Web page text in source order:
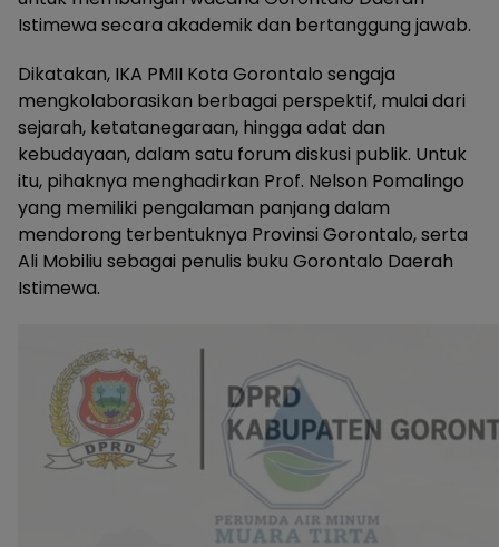
Istimewa secara akademik dan bertanggung jawab.
Dikatakan, IKA PMII Kota Gorontalo sengaja
mengkolaborasikan berbagai perspektif, mulai dari
sejarah, ketatanegaraan, hingga adat dan
kebudayaan, dalam satu forum diskusi publik. Untuk
itu, pihaknya menghadirkan Prof. Nelson Pomalingo
yang memiliki pengalaman panjang dalam
mendorong terbentuknya Provinsi Gorontalo, serta
Ali Mobiliu sebagai penulis buku Gorontalo Daerah
Istimewa.